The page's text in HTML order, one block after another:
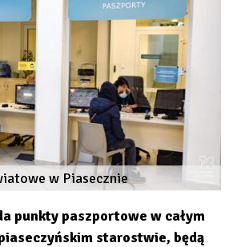
w Piasecznie
punkty paszportowe w całym
starostwie, będą